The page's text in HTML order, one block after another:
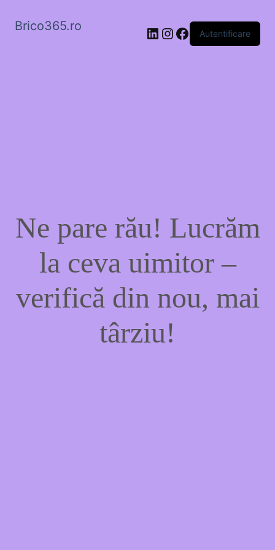
Brico365.ro LinkedIn
Instagram
Facebook
Autentificare
Ne pare rău! Lucrăm
la ceva uimitor –
verifică din nou, mai
târziu!